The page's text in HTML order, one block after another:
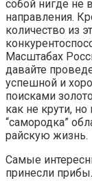
собой нигде не
направления.
количество из
Масштабах
давайте
успешной и
поисками
как не крути,
“самородка”
райскую жизнь.
Самые
принесли